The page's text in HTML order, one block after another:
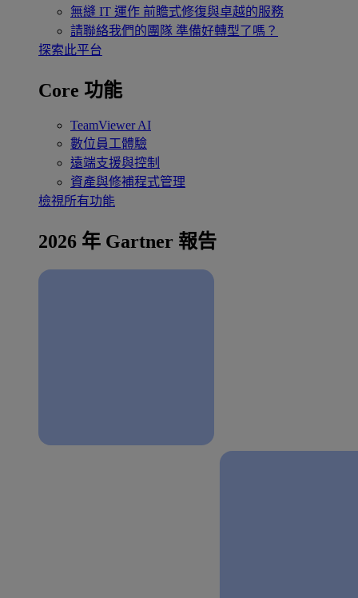
無縫 IT 運作 前瞻式修復與卓越的服務
請聯絡我們的團隊 準備好轉型了嗎？
探索此平台
Core 功能
TeamViewer AI
數位員工體驗
遠端支援與控制
資產與修補程式管理
檢視所有功能
2026 年 Gartner 報告